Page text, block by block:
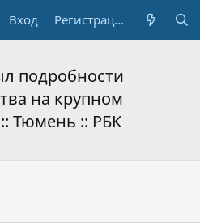
Вход Регистрация
подробности
на крупном
Тюмень :: РБК